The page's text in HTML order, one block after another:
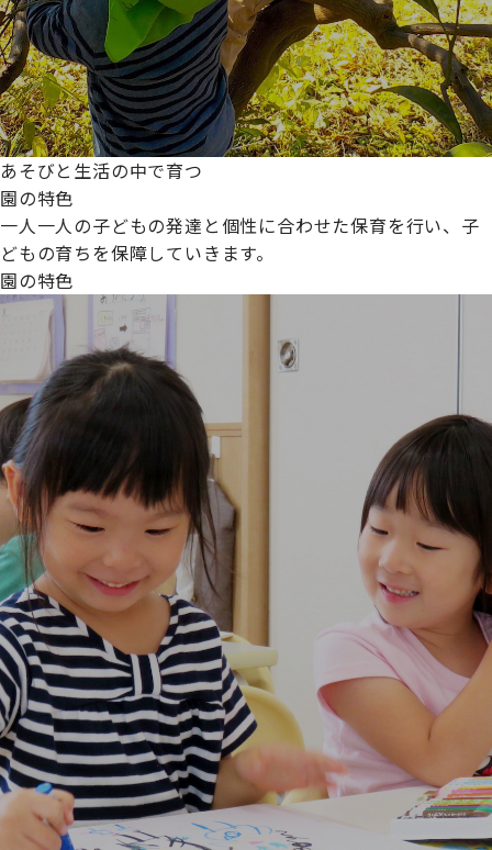
あそびと生活の中で育つ
園の特色
一人一人の子どもの発達と個性に合わせた保育を行い、子
どもの育ちを保障していきます。
園の特色